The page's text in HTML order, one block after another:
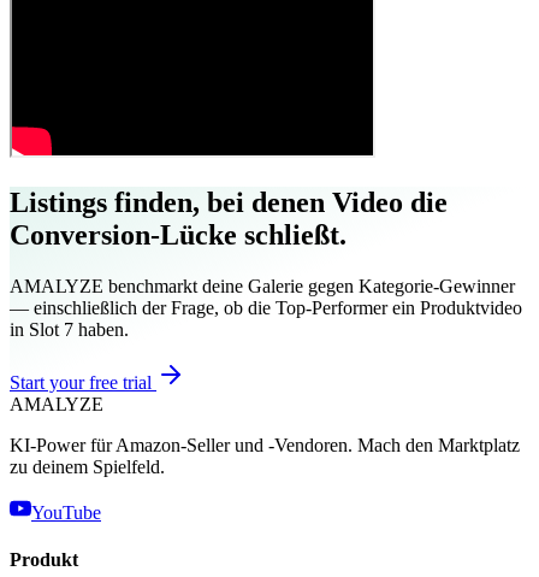
Listings finden, bei denen Video die
Conversion-Lücke schließt.
AMALYZE benchmarkt deine Galerie gegen Kategorie-Gewinner
— einschließlich der Frage, ob die Top-Performer ein Produktvideo
in Slot 7 haben.
Start your free trial
AMALYZE
KI-Power für Amazon-Seller und -Vendoren. Mach den Marktplatz
zu deinem Spielfeld.
YouTube
Produkt